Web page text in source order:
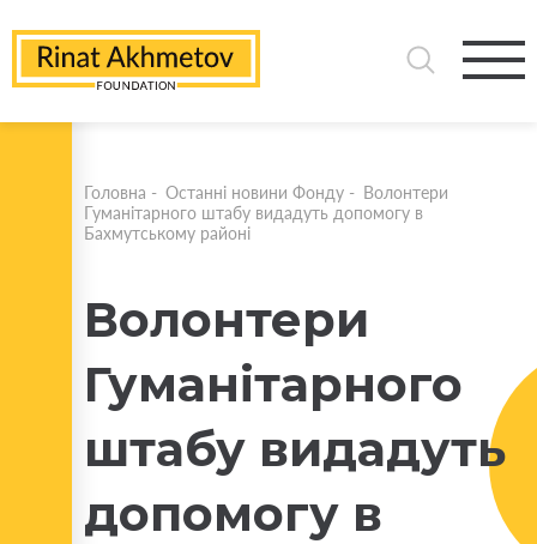
Головна - Останні новини Фонду - Волонтери
Гуманітарного штабу видадуть допомогу в
Бахмутському районі
Волонтери
Гуманітарного
штабу видадуть
допомогу в